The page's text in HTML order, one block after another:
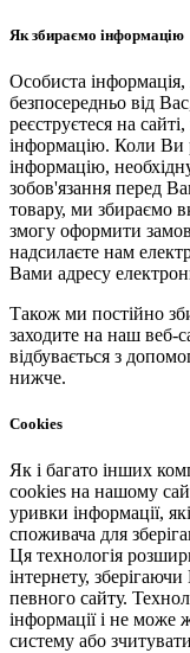
Як збираємо інформацію
Особиста
безпосередньо від
реєструєтеся на
інформацію. Коли Ви
інформацію,
зобов'язання перед
товару, ми збираємо
змогу оформити
надсилаєте нам
Вами адресу
Також ми постійно
заходите на наш веб-
відбувається з
нижче.
Cookies
Як і багато інших
cookies на нашому
уривки інформації,
споживача для
Ця технологія
інтернету,
певного сайту.
інформації і не
систему або